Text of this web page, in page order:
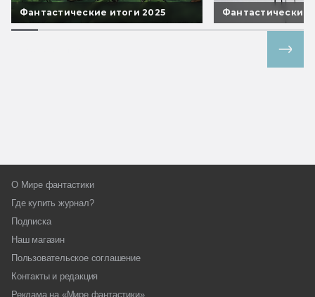
Фантастические итоги 2025 Фантастические
О Мире фантастики
Где купить журнал?
Подписка
Наш магазин
Пользовательское соглашение
Контакты и редакция
Реклама на «Мире фантастики»